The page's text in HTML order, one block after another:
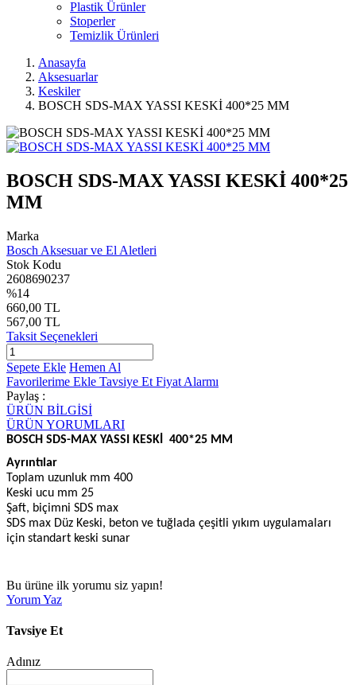
Plastik Ürünler
Stoperler
Temizlik Ürünleri
Anasayfa
Aksesuarlar
Keskiler
BOSCH SDS-MAX YASSI KESKİ 400*25 MM
BOSCH SDS-MAX YASSI KESKİ 400*25
MM
Marka
Bosch Aksesuar ve El Aletleri
Stok Kodu
2608690237
%14
660,00 TL
567,00 TL
Taksit Seçenekleri
Sepete Ekle Hemen Al
Favorilerime Ekle Tavsiye Et Fiyat Alarmı
Paylaş :
ÜRÜN BİLGİSİ
ÜRÜN YORUMLARI
BOSCH SDS-MAX YASSI KESKİ
400*25 MM
Ayrıntılar
Toplam uzunluk mm 400
Keski ucu mm 25
Şaft, biçimni SDS max
SDS max Düz Keski, beton ve tuğlada çeşitli yıkım uygulamaları
için standart keski sunar
Bu ürüne ilk yorumu siz yapın!
Yorum Yaz
Tavsiye Et
Adınız